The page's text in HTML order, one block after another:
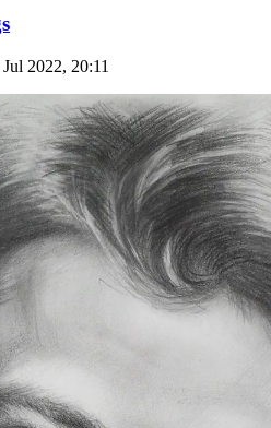
2022, 20:11